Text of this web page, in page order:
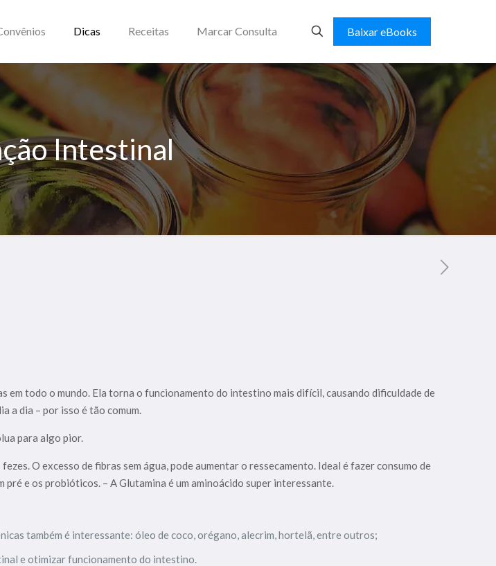
Dicas Receitas Marcar Consulta Baixar eBooks
Intestinal
todo o mundo. Ela torna o funcionamento do intestino mais difícil, causando dificuldade de
a dia – por isso é tão comum.
para algo pior.
O excesso de fibras sem água, pode aumentar o ressecamento. Ideal é fazer consumo de
e os probióticos. – A Glutamina é um aminoácido super interessante.
também é interessante: óleo de coco, orégano, alecrim, hortelã, entre outros;
e otimizar funcionamento do intestino.